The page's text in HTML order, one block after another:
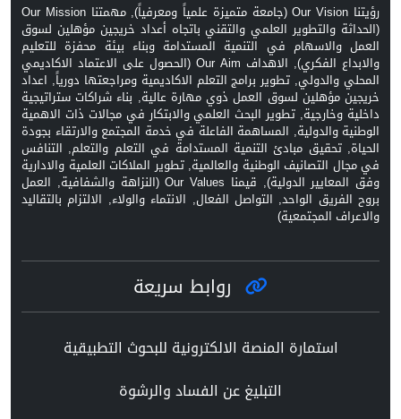
رؤيتنا Our Vision (جامعة متميزة علمياً ومعرفياً), مهمتنا Our Mission
(الحداثة والتطوير العلمي والتقني باتجاه أعداد خريجين مؤهلين لسوق
العمل والاسهام في التنمية المستدامة وبناء بيئة محفزة للتعليم
والابداع الفكري), الاهداف Our Aim (الحصول على الاعتماد الاكاديمي
المحلي والدولي, تطوير برامج التعلم الاكاديمية ومراجعتها دورياً, اعداد
خريجين مؤهلين لسوق العمل ذوي مهارة عالية, بناء شراكات ستراتيجية
داخلية وخارجية, تطوير البحث العلمي والابتكار في مجالات ذات الاهمية
الوطنية والدولية, المساهمة الفاعلة في خدمة المجتمع والارتقاء بجودة
الحياة, تحقيق مبادئ التنمية المستدامة في التعلم والتعلم, التنافس
في مجال التصانيف الوطنية والعالمية, تطوير الملاكات العلمية والادارية
وفق المعايير الدولية), قيمنا Our Values (النزاهة والشفافية, العمل
بروح الفريق الواحد, التواصل الفعال, الانتماء والولاء, الالتزام بالتقاليد
والاعراف المجتمعية)
روابط سريعة
استمارة المنصة الالكترونية للبحوث التطبيقية
التبليغ عن الفساد والرشوة